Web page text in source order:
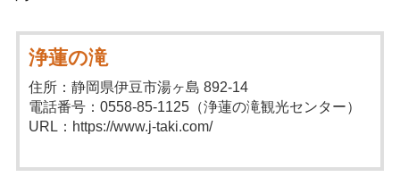
浄蓮の滝
住所：静岡県伊豆市湯ヶ島 892-14
電話番号：0558-85-1125（浄蓮の滝観光センター）
URL：https://www.j-taki.com/